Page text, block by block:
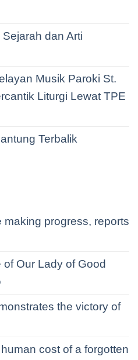
dan Arti
Musik Paroki St.
Liturgi Lewat TPE
Terbalik
progress, reports
Our Lady of Good
the victory of
cost of a forgotten